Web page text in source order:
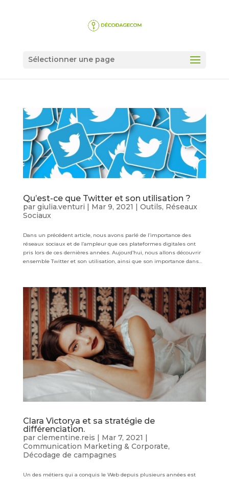
Sélectionner une page
Qu’est-ce que Twitter et son utilisation ?
par giulia.venturi | Mar 9, 2021 | Outils, Réseaux
Sociaux
Dans un précédent article, nous avons parlé de l’importance des
réseaux sociaux et de l’ampleur que ces plateformes digitales ont
pris lors de ces dernières années. Aujourd’hui, nous allons découvrir
ensemble Twitter et son utilisation, ainsi que son importance dans...
Clara Victorya et sa stratégie de
différenciation.
par clementine.reis | Mar 7, 2021 |
Communication Marketing & Corporate,
Décodage de campagnes
Un des métiers qui a conquis le Web depuis plusieurs années est